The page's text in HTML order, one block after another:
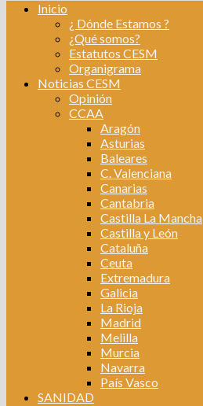
Inicio
¿ Dónde Estamos ?
¿Qué somos?
Estatutos CESM
Organigrama
Noticias CESM
Opinión
CCAA
Aragón
Asturias
Baleares
C. Valenciana
Canarias
Cantabria
Castilla La Mancha
Castilla y León
Cataluña
Ceuta
Extremadura
Galicia
La Rioja
Madrid
Melilla
Murcia
Navarra
País Vasco
SANIDAD